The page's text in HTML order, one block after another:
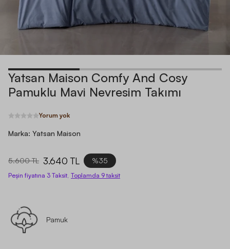
Yatsan Maison Comfy And Cosy
Pamuklu Mavi Nevresim Takımı
Yorum yok
Marka: Yatsan Maison
5.600 TL 3.640 TL %35
Peşin fiyatına 3 Taksit, Toplamda 9taksit
Pamuk